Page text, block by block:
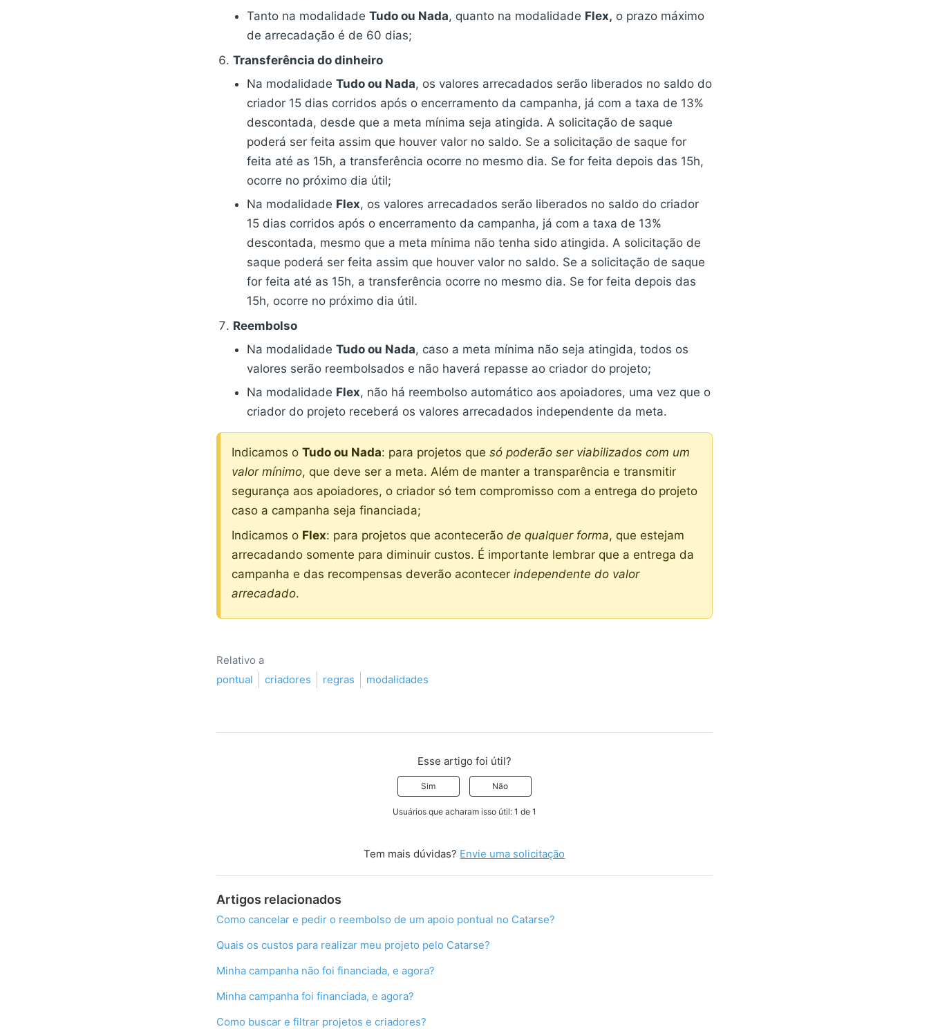
Tanto na modalidade Tudo ou Nada, quanto na modalidade Flex, o prazo máximo
de arrecadação é de 60 dias;
Transferência do dinheiro
Na modalidade Tudo ou Nada, os valores arrecadados serão liberados no saldo do
criador 15 dias corridos após o encerramento da campanha, já com a taxa de 13%
descontada, desde que a meta mínima seja atingida. A solicitação de saque
poderá ser feita assim que houver valor no saldo. Se a solicitação de saque for
feita até as 15h, a transferência ocorre no mesmo dia. Se for feita depois das 15h,
ocorre no próximo dia útil;
Na modalidade Flex, os valores arrecadados serão liberados no saldo do criador
15 dias corridos após o encerramento da campanha, já com a taxa de 13%
descontada, mesmo que a meta mínima não tenha sido atingida. A solicitação de
saque poderá ser feita assim que houver valor no saldo. Se a solicitação de saque
for feita até as 15h, a transferência ocorre no mesmo dia. Se for feita depois das
15h, ocorre no próximo dia útil.
Reembolso
Na modalidade Tudo ou Nada, caso a meta mínima não seja atingida, todos os
valores serão reembolsados e não haverá repasse ao criador do projeto;
Na modalidade Flex, não há reembolso automático aos apoiadores, uma vez que o
criador do projeto receberá os valores arrecadados independente da meta.
Indicamos o Tudo ou Nada: para projetos que só poderão ser viabilizados com um
valor mínimo, que deve ser a meta. Além de manter a transparência e transmitir
segurança aos apoiadores, o criador só tem compromisso com a entrega do projeto
caso a campanha seja financiada;
Indicamos o Flex: para projetos que acontecerão de qualquer forma, que estejam
arrecadando somente para diminuir custos. É importante lembrar que a entrega da
campanha e das recompensas deverão acontecer independente do valor
arrecadado.
Relativo a
pontual
criadores regras modalidades
Esse artigo foi útil?
Sim Não
Usuários que acharam isso útil: 1 de 1
Tem mais dúvidas? Envie uma solicitação
Artigos relacionados
Como cancelar e pedir o reembolso de um apoio pontual no Catarse?
Quais os custos para realizar meu projeto pelo Catarse?
Minha campanha não foi financiada, e agora?
Minha campanha foi financiada, e agora?
Como buscar e filtrar projetos e criadores?